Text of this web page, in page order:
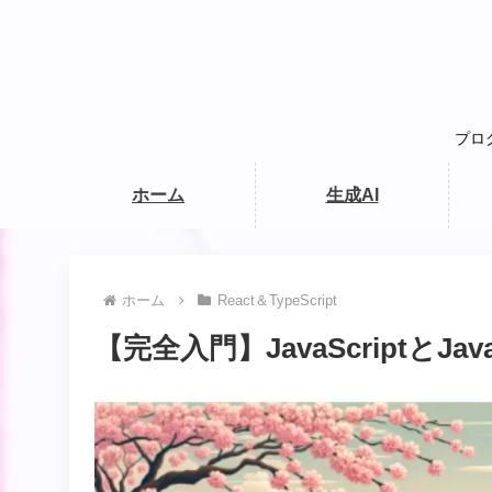
プロ
ホーム 生成AI
ホーム React＆TypeScript
【完全入門】JavaScriptと